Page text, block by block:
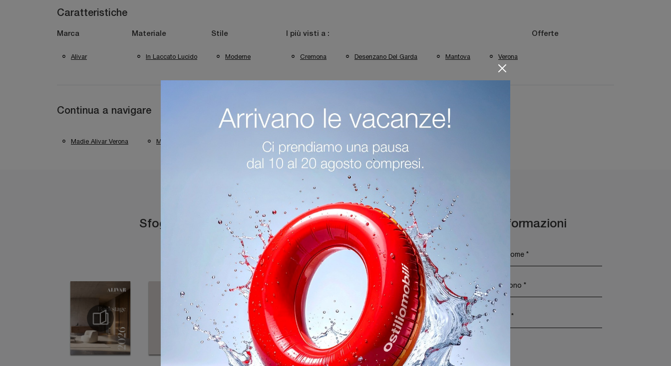
Caratteristiche
Marca
Alivar
Materiale
In Laccato Lucido
Stile
Moderne
I più visti a :
Cremona Desenzano Del Garda Mantova Verona
Offerte
Continua a navigare
Madie Alivar Verona Madie Alivar Desenzano Del Garda Madie Alivar Mantova
Sfoglia i cataloghi Richiedi Maggiori Informazioni